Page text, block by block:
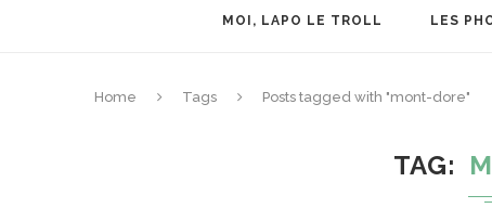
MOI, LAPO LE TROLL LES
Home Tags Posts tagged with "mont-dore"
TAG